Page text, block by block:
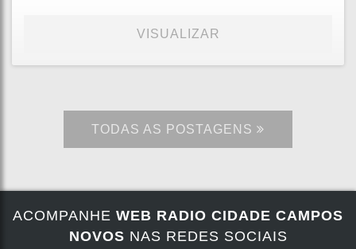
VISUALIZAR
TODAS AS POSTAGENS
ACOMPANHE WEB RADIO CIDADE CAMPOS
NOVOS NAS REDES SOCIAIS